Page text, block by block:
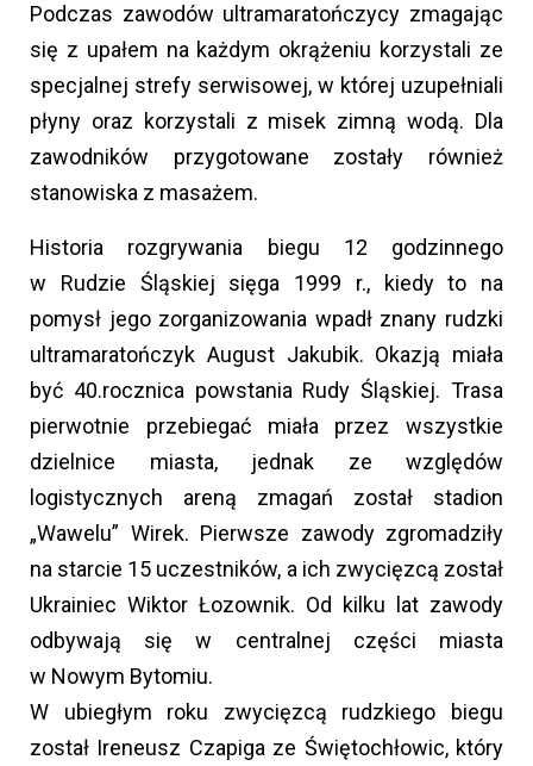
Podczas zawodów ultramaratończycy zmagając
się z upałem na każdym okrążeniu korzystali ze
specjalnej strefy serwisowej, w której uzupełniali
płyny oraz korzystali z misek zimną wodą. Dla
zawodników przygotowane zostały również
stanowiska z masażem.
Historia rozgrywania biegu 12 godzinnego
w Rudzie Śląskiej sięga 1999 r., kiedy to na
pomysł jego zorganizowania wpadł znany rudzki
ultramaratończyk August Jakubik. Okazją miała
być 40.rocznica powstania Rudy Śląskiej. Trasa
pierwotnie przebiegać miała przez wszystkie
dzielnice miasta, jednak ze względów
logistycznych areną zmagań został stadion
„Wawelu” Wirek. Pierwsze zawody zgromadziły
na starcie 15 uczestników, a ich zwycięzcą został
Ukrainiec Wiktor Łozownik. Od kilku lat zawody
odbywają się w centralnej części miasta
w Nowym Bytomiu.
W ubiegłym roku zwycięzcą rudzkiego biegu
został Ireneusz Czapiga ze Świętochłowic, który